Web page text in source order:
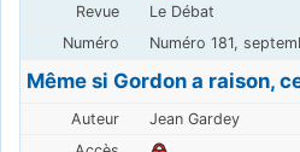
Le Débat
Numéro 181,
Même si Gordon a raison,
Jean Gardey